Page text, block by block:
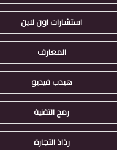
استشارات اون لاين
المعارف
هيدب فيديو
رمح التقنية
رذاذ التجارة